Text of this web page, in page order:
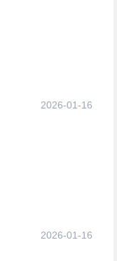
2026-01-16
2026-01-16